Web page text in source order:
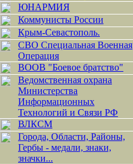
ЮНАРМИЯ
Коммунисты России
Крым-Севастополь.
СВО Специальная Военная
Операция
ВООВ "Боевое братство"
Ведомственная охрана
Министерства
Информационных
Технологий и Связи РФ
ВЛКСМ
Города, Области, Районы,
Гербы - медали, знаки,
значки...